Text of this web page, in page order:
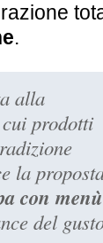
.
alla
prodotti
la
con menù
del